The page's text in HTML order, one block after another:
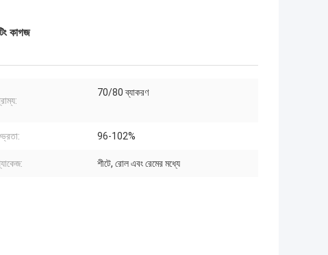
কাগজ
70/80 ব্যাকরণ
96-102%
শীটে, রোল এবং রেমের মধ্যে